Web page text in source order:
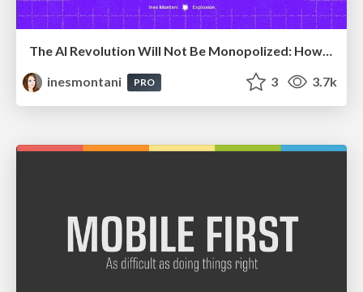
The AI Revolution Will Not Be Monopolized: How open-source beats economies of scale, even for LLMs
inesmontani
PRO 3 3.7k